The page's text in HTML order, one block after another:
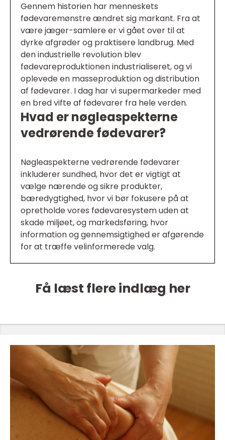
Gennem historien har menneskets
fødevaremønstre ændret sig markant. Fra at
være jæger-samlere er vi gået over til at
dyrke afgrøder og praktisere landbrug. Med
den industrielle revolution blev
fødevareproduktionen industrialiseret, og vi
oplevede en masseproduktion og distribution
af fødevarer. I dag har vi supermarkeder med
en bred vifte af fødevarer fra hele verden.
Hvad er nøgleaspekterne
vedrørende fødevarer?
Nøgleaspekterne vedrørende fødevarer
inkluderer sundhed, hvor det er vigtigt at
vælge nærende og sikre produkter,
bæredygtighed, hvor vi bør fokusere på at
opretholde vores fødevaresystem uden at
skade miljøet, og markedsføring, hvor
information og gennemsigtighed er afgørende
for at træffe velinformerede valg.
Få læst flere indlæg her